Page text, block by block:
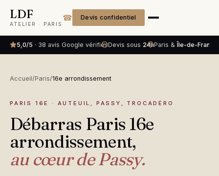
LDF
ATELIER · PARIS
☎ Devis confidentiel
5,0/5 · 38 avis Google vérifiésDevis sous 24hParis & Île-de-France
Accueil/Paris/16e arrondissement
PARIS 16E · AUTEUIL, PASSY, TROCADÉRO
Débarras Paris 16e
arrondissement,
au cœur de Passy.